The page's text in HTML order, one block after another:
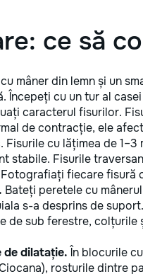
ce să
mâner din lemn și un
cu un tur al
caracterul fisurilor.
de contracție, ele
cu lățimea de
stabile. Fisurile
fiecare fisură
Bateți peretele cu
s-a desprins de
de sub ferestre,
dilatație.În blocurile
rosturile dintre